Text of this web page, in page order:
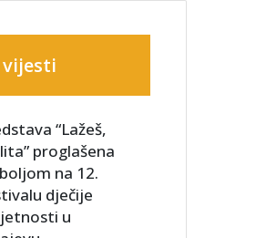
“Lažeš,
proglašena
na 12.
dječije
u